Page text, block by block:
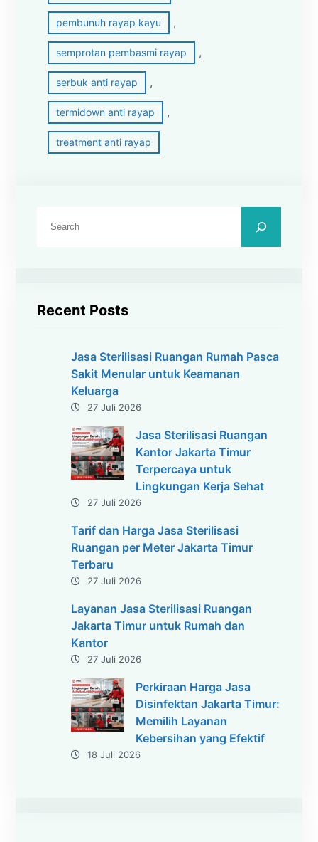
pembunuh rayap kayu ,
semprotan pembasmi rayap ,
serbuk anti rayap ,
termidown anti rayap ,
treatment anti rayap
Recent Posts
Jasa Sterilisasi Ruangan Rumah Pasca
Sakit Menular untuk Keamanan
Keluarga
27 Juli 2026
Jasa Sterilisasi Ruangan
Kantor Jakarta Timur
Terpercaya untuk
Lingkungan Kerja Sehat
27 Juli 2026
Tarif dan Harga Jasa Sterilisasi
Ruangan per Meter Jakarta Timur
Terbaru
27 Juli 2026
Layanan Jasa Sterilisasi Ruangan
Jakarta Timur untuk Rumah dan
Kantor
27 Juli 2026
Perkiraan Harga Jasa
Disinfektan Jakarta Timur:
Memilih Layanan
Kebersihan yang Efektif
18 Juli 2026